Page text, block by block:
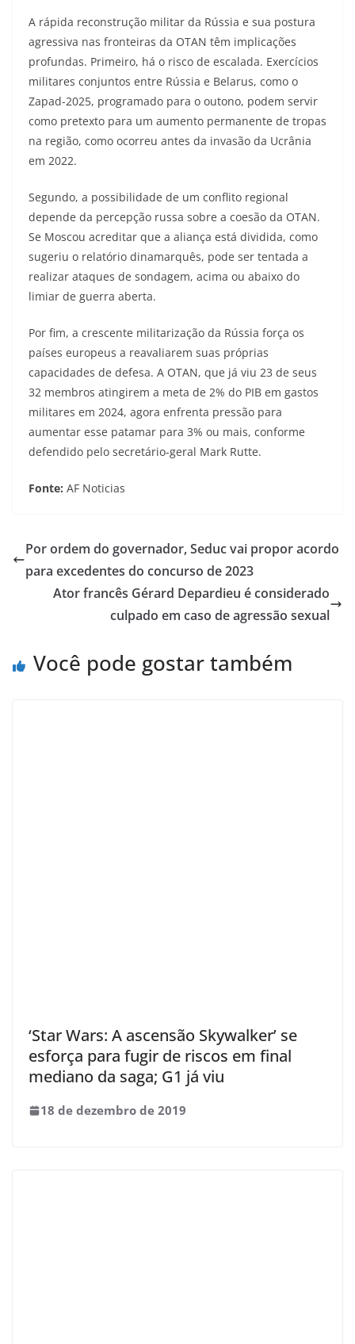
A rápida reconstrução militar da Rússia e sua postura
agressiva nas fronteiras da OTAN têm implicações
profundas. Primeiro, há o risco de escalada. Exercícios
militares conjuntos entre Rússia e Belarus, como o
Zapad-2025, programado para o outono, podem servir
como pretexto para um aumento permanente de tropas
na região, como ocorreu antes da invasão da Ucrânia
em 2022.
Segundo, a possibilidade de um conflito regional
depende da percepção russa sobre a coesão da OTAN.
Se Moscou acreditar que a aliança está dividida, como
sugeriu o relatório dinamarquês, pode ser tentada a
realizar ataques de sondagem, acima ou abaixo do
limiar de guerra aberta.
Por fim, a crescente militarização da Rússia força os
países europeus a reavaliarem suas próprias
capacidades de defesa. A OTAN, que já viu 23 de seus
32 membros atingirem a meta de 2% do PIB em gastos
militares em 2024, agora enfrenta pressão para
aumentar esse patamar para 3% ou mais, conforme
defendido pelo secretário-geral Mark Rutte.
Fonte: AF Noticias
Por ordem do governador, Seduc vai propor acordo
para excedentes do concurso de 2023
Ator francês Gérard Depardieu é considerado
culpado em caso de agressão sexual
Você pode gostar também
‘Star Wars: A ascensão Skywalker’ se
esforça para fugir de riscos em final
mediano da saga; G1 já viu
18 de dezembro de 2019